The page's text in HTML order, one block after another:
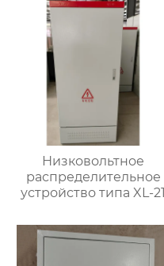
Низковольтное
распределительное
устройство типа XL-21